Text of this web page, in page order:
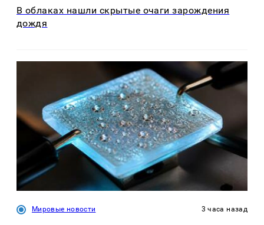
В облаках нашли скрытые очаги зарождения
дождя
Мировые новости 3 часа назад